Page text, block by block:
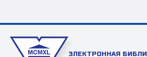
ЭЛЕКТРОННАЯ